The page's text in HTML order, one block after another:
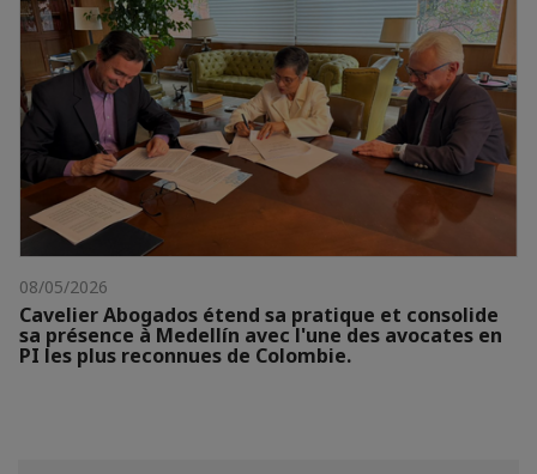
08/05/2026
Cavelier Abogados étend sa pratique et consolide
sa présence à Medellín avec l'une des avocates en
PI les plus reconnues de Colombie.